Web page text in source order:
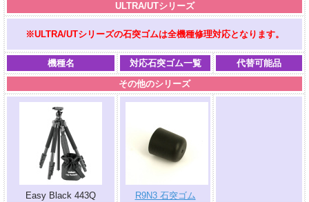
ULTRA/UTシリーズ
※ULTRA/UTシリーズの石突ゴムは全機種修理対応となります。
機種名 対応石突ゴム一覧
代替可能品
その他のシリーズ
Easy Black 443Q R9N3 石突ゴム